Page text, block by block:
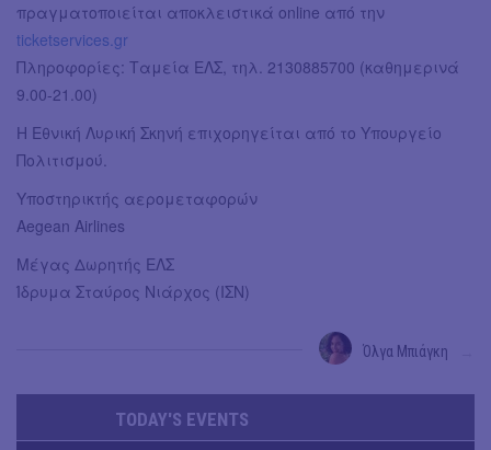
πραγματοποιείται αποκλειστικά online από την
ticketservices.gr
Πληροφορίες: Ταμεία ΕΛΣ, τηλ. 2130885700 (καθημερινά
9.00-21.00)
Η Εθνική Λυρική Σκηνή επιχορηγείται από το Υπουργείο
Πολιτισμού.
Υποστηρικτής αερομεταφορών
Aegean Airlines
Μέγας Δωρητής ΕΛΣ
Ίδρυμα Σταύρος Νιάρχος (ΙΣΝ)
Όλγα Μπιάγκη
TODAY'S EVENTS